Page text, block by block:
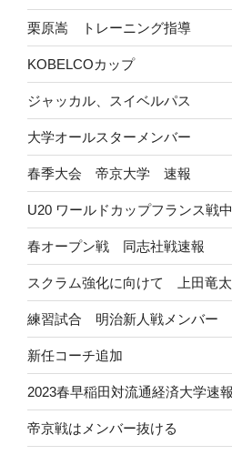
栗原嵩 トレーニング指導
KOBELCOカップ
ジャッカル、スイベルパス
大学オールスターメンバー
春季大会 帝京大学 速報
U20 ワールドカップフランス戦
春オープン戦 同志社戦速報
スクラム強化に向けて 上田竜
練習試合 明治新人戦メンバー
新任コーチ追加
2023春早稲田対流通経済大学速報
帝京戦はメンバー抜ける